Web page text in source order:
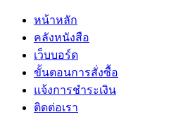
หน้าหลัก
คลังหนังสือ
เว็บบอร์ด
ขั้นตอนการสั่งซื้อ
แจ้งการชำระเงิน
ติดต่อเรา